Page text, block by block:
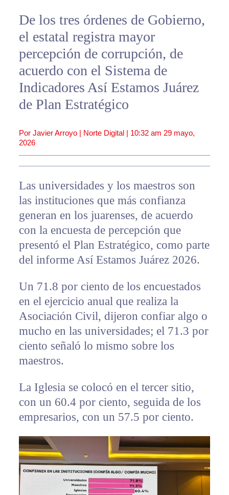
De los tres órdenes de Gobierno,
el estatal registra mayor
percepción de corrupción, de
acuerdo con el Sistema de
Indicadores Así Estamos Juárez
de Plan Estratégico
Por Javier Arroyo | Norte Digital | 10:32 am 29 mayo,
2026
Las universidades y los maestros son
las instituciones que más confianza
generan en los juarenses, de acuerdo
con la encuesta de percepción que
presentó el Plan Estratégico, como parte
del informe Así Estamos Juárez 2026.
Un 71.8 por ciento de los encuestados
en el ejercicio anual que realiza la
Asociación Civil, dijeron confiar algo o
mucho en las universidades; el 71.3 por
ciento señaló lo mismo sobre los
maestros.
La Iglesia se colocó en el tercer sitio,
con un 60.4 por ciento, seguida de los
empresarios, con un 57.5 por ciento.